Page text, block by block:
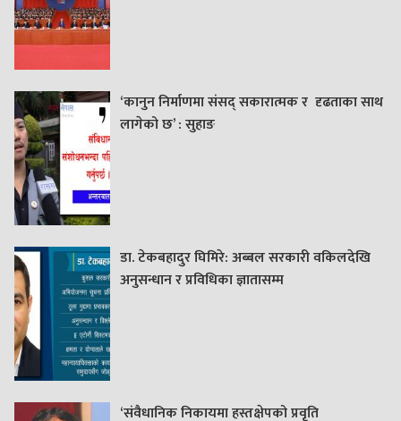
‘कानुन निर्माणमा संसद् सकारात्मक र दृढताका साथ
लागेको छ’ : सुहाङ
डा. टेकबहादुर घिमिरे: अब्बल सरकारी वकिलदेखि
अनुसन्धान र प्रविधिका ज्ञातासम्म
‘संवैधानिक निकायमा हस्तक्षेपको प्रवृति